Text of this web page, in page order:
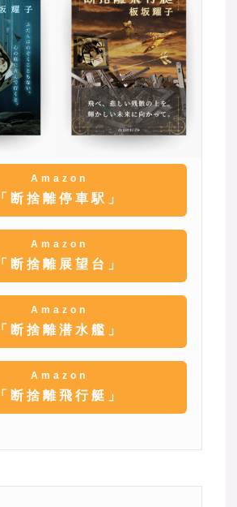
Amazon
「断捨離停車駅」
Amazon
「断捨離展望台」
Amazon
「断捨離潜水艦」
Amazon
「断捨離飛行艇」